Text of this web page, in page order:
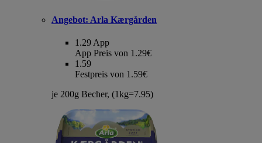
Angebot: Arla Kærgården
1.29 App
App Preis von 1.29€
1.59
Festpreis von 1.59€
je 200g Becher, (1kg=7.95)